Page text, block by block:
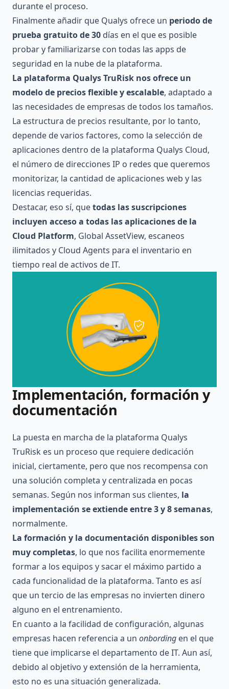
durante el proceso.
Finalmente añadir que Qualys ofrece un periodo de
prueba gratuito de 30 días en el que es posible
probar y familiarizarse con todas las apps de
seguridad en la nube de la plataforma.
La plataforma Qualys TruRisk nos ofrece un
modelo de precios flexible y escalable, adaptado a
las necesidades de empresas de todos los tamaños.
La estructura de precios resultante, por lo tanto,
depende de varios factores, como la selección de
aplicaciones dentro de la plataforma Qualys Cloud,
el número de direcciones IP o redes que queremos
monitorizar, la cantidad de aplicaciones web y las
licencias requeridas.
Destacar, eso sí, quetodas las suscripciones
incluyen acceso a todas las aplicaciones de la
Cloud Platform, Global AssetView, escaneos
ilimitados y Cloud Agents para el inventario en
tiempo real de activos de IT.
Implementación, formación y
documentación
La puesta en marcha de la plataforma Qualys
TruRisk es un proceso que requiere dedicación
inicial, ciertamente, pero que nos recompensa con
una solución completa y centralizada en pocas
semanas. Según nos informan sus clientes, la
implementación se extiende entre 3 y 8 semanas,
normalmente.
La formación y la documentación disponibles son
muy completas, lo que nos facilita enormemente
formar a los equipos y sacar el máximo partido a
cada funcionalidad de la plataforma. Tanto es así
que un tercio de las empresas no invierten dinero
alguno en el entrenamiento.
En cuanto a la facilidad de configuración, algunas
empresas hacen referencia a un onbording en el que
tiene que implicarse el departamento de IT. Aun así,
debido al objetivo y extensión de la herramienta,
esto no es una situación generalizada.